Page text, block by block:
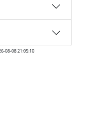
08-08 21:05:10